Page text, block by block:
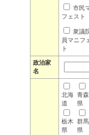
市民
フェスト
衆議
員マニフ
ト
政治家
名
北海
道
青森
県
栃木
県
群馬
県